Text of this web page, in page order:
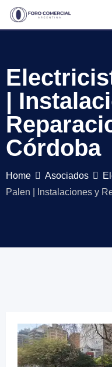
Skip
|
Córdoba
Home Asociados
Palen | Instalaciones y